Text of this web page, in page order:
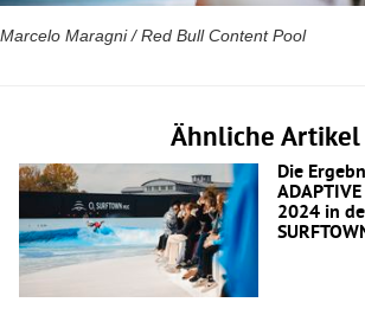
Marcelo Maragni / Red Bull Content Pool
Ähnliche Artikel
Die
2024 in